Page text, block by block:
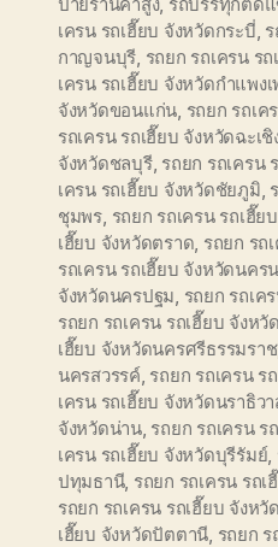
เครน รถเฮี๊ยบ จังหวัดกระบี่,
กาญจนบุรี, รถยก รถเครน ร
เครน รถเฮี๊ยบ จังหวัดกำแพง
จังหวัดขอนแก่น, รถยก รถเ
รถเครน รถเฮี๊ยบ จังหวัดฉะเชิ
จังหวัดชลบุรี, รถยก รถเครน
เครน รถเฮี๊ยบ จังหวัดชัยภูมิ,
ชุมพร, รถยก รถเครน รถเฮี๊ย
เฮี๊ยบ จังหวัดตราด, รถยก รถ
รถเครน รถเฮี๊ยบ จังหวัดนคร
จังหวัดนครปฐม, รถยก รถเค
รถยก รถเครน รถเฮี๊ยบ จังห
เฮี๊ยบ จังหวัดนครศรีธรรมราช
นครสวรรค์, รถยก รถเครน
เครน รถเฮี๊ยบ จังหวัดนราธิว
จังหวัดน่าน, รถยก รถเครน ร
เครน รถเฮี๊ยบ จังหวัดบุรีรัมย์,
ปทุมธานี, รถยก รถเครน รถ
รถยก รถเครน รถเฮี๊ยบ จังห
เฮี๊ยบ จังหวัดปัตตานี, รถยก ร